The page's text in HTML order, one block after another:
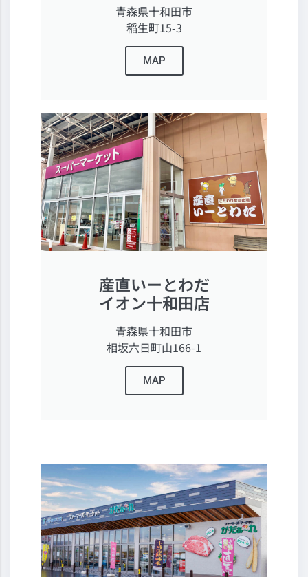
青森県十和田市
稲生町15-3
MAP
産直いーとわだ
イオン十和田店
青森県十和田市
相坂六日町山166-1
MAP